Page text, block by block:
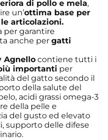
di pollo e mela,
un’ottima base per
articolazioni.
per garantire
anche per gatti
Agnello contiene tutti i
importanti per
del gatto secondo il
della salute del
acidi grassi omega-3
della pelle e
del gusto ed elevato
supporto delle difese